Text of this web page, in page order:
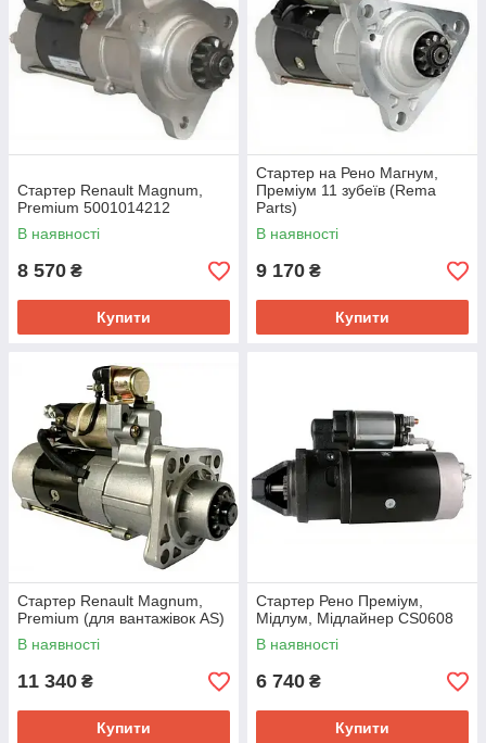
Стартер Renault Magnum,
Premium 5001014212
В наявності
8 570 ₴
Купити
Стартер на Рено Магнум,
Преміум 11 зубеїв (Rema
Parts)
В наявності
9 170 ₴
Купити
Стартер Renault Magnum,
Premium (для вантажівок AS)
В наявності
11 340 ₴
Купити
Стартер Рено Преміум,
Мідлум, Мідлайнер CS0608
В наявності
6 740 ₴
Купити